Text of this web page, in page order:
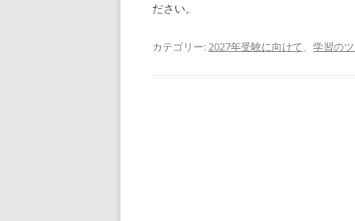
ださい。
カテゴリー:2027年受験に向けて、 学習の